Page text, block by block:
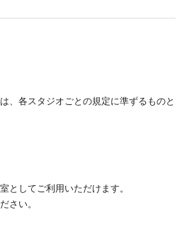
、各スタジオごとの規定に準ずるものと
としてご利用いただけます。
さい。